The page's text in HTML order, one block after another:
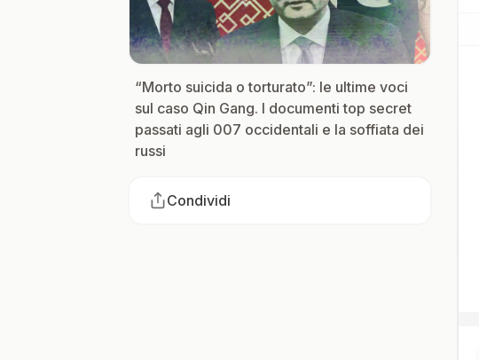
“Morto suicida o torturato”: le ultime voci
sul caso Qin Gang. I documenti top secret
passati agli 007 occidentali e la soffiata dei
russi
Condividi